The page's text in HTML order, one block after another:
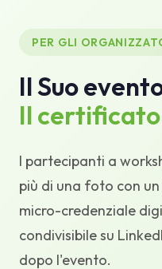
Assistenza
PER GLI
Il Suo
Il
I partecipanti a
più di una foto con
micro-credenziale
condivisibile su
dopo l'evento.